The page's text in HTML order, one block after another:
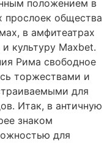
положением в
общества
в амфитеатрах
культуру Maxbet.
Рима свободное
торжествами и
для
Итак, в античную
знаком
для